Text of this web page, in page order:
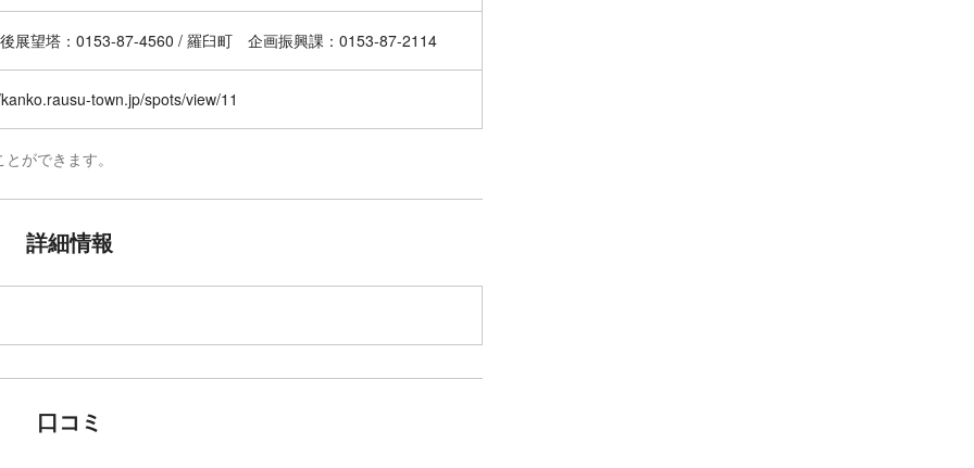
展望塔：0153-87-4560 / 羅臼町 企画振興課：0153-87-2114
town.jp/spots/view/11
ができます。
詳細情報
口コミ